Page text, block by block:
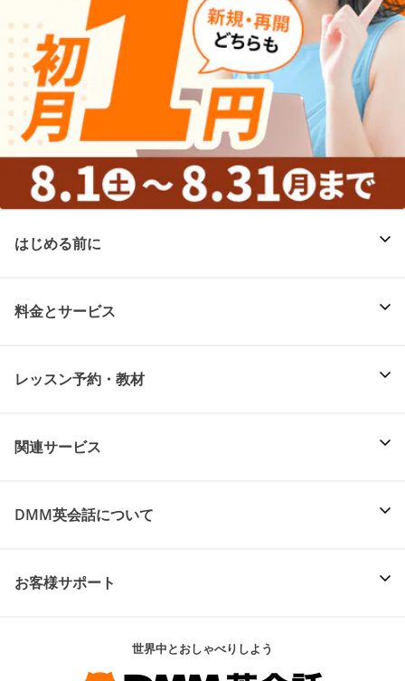
はじめる前に
料金とサービス
レッスン予約・教材
関連サービス
DMM英会話について
お客様サポート
世界中とおしゃべりしよう